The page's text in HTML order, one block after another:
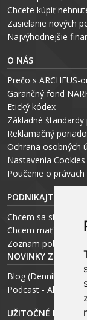
Chcete kúpiť
Zasielanie nových
Najvýhodnejšie
O NÁS
Prečo s ARCHEUS-
Garančný fond
Etický kódex
Základné štandardy
Reklamačný
Ochrana osobných
Nastavenia Cookies
Poučenie o
PODNIKAJTE S
Chcem sa stať
Chcem mať vlastnú
Zoznam pobočiek
NOVINKY Z MÉDIÍ
Blog (Denník N a
Podcast - Ako
UŽITOČNÉ RADY